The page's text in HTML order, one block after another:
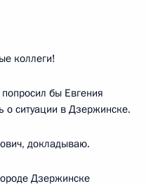
коллеги!
бы Евгения
о ситуации в Дзержинске.
докладываю.
Дзержинске